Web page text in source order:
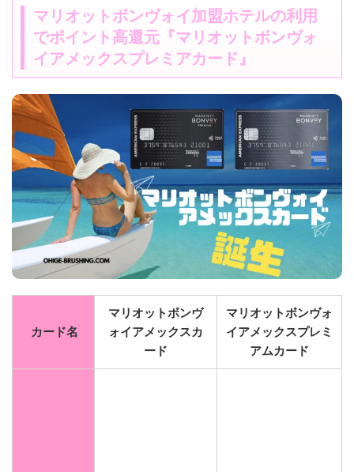
マリオットボンヴォイ加盟ホテルの利用
でポイント高還元『マリオットボンヴォ
イアメックスプレミアカード』
カード名
マリオットボンヴ
ォイアメックスカ
ード
マリオットボンヴォ
イアメックスプレミ
アムカード